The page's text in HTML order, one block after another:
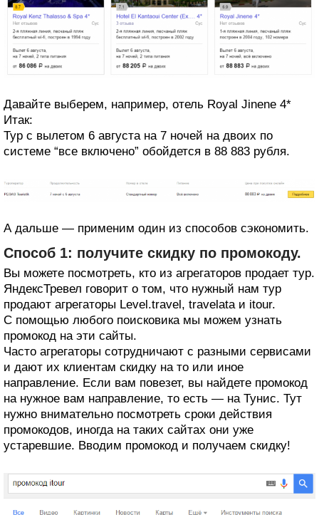
Давайте выберем, например, отель Royal Jinene 4*
Итак:
Тур с вылетом 6 августа на 7 ночей на двоих по
системе “все включено” обойдется в 88 883 рубля.
А дальше — применим один из способов сэкономить.
Способ 1: получите скидку по промокоду.
Вы можете посмотреть, кто из агрегаторов продает тур.
ЯндексТревел говорит о том, что нужный нам тур
продают агрегаторы Level.travel, travelata и itour.
С помощью любого поисковика мы можем узнать
промокод на эти сайты.
Часто агрегаторы сотрудничают с разными сервисами
и дают их клиентам скидку на то или иное
направление. Если вам повезет, вы найдете промокод
на нужное вам направление, то есть — на Тунис. Тут
нужно внимательно посмотреть сроки действия
промокодов, иногда на таких сайтах они уже
устаревшие. Вводим промокод и получаем скидку!